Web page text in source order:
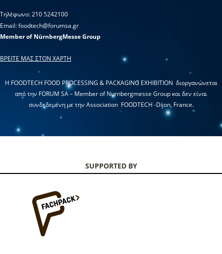
Τηλέφωνο: 210 5242100
Email: foodtech@forumsa.gr
Member of NürnbergMesse Group
ΒΡΕΙΤΕ ΜΑΣ ΣΤΟΝ ΧΑΡΤΗ
Η FOODTECH FOOD PROCESSING & PACKAGING EXHIBITION διοργανώνεται
από την FORUM SA – Member of Nurnbergmesse Group και δεν είναι
συνδεδεμένη με την Association FOODTECH -Dijon, France.
SUPPORTED BY